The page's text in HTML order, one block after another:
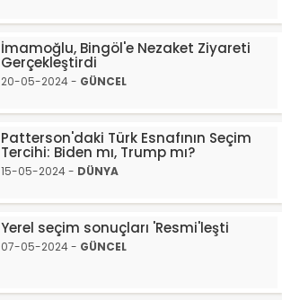
İmamoğlu, Bingöl'e Nezaket Ziyareti
Gerçekleştirdi
20-05-2024 - GÜNCEL
Patterson'daki Türk Esnafının Seçim
Tercihi: Biden mı, Trump mı?
15-05-2024 - DÜNYA
Yerel seçim sonuçları 'Resmi'leşti
07-05-2024 - GÜNCEL